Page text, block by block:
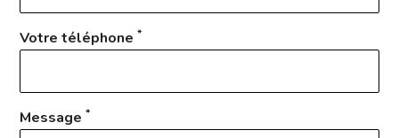
Votre téléphone*
Message*